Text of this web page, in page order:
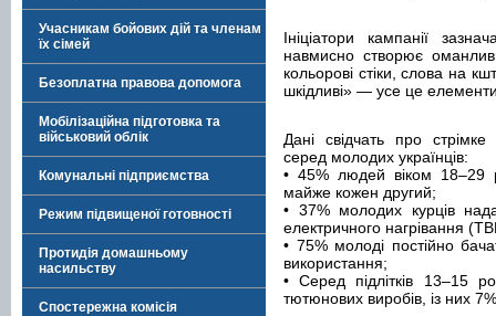
Учасникам бойових дій та членам
їх сімей
Безоплатна правова допомога
Мобілізаційна підготовка та
військовий облік
Комунальні підприємства
Режим підвищеної готовності
Протидія домашньому
насильству
Спостережна комісія
Ініціатори кампанії
навмисно створює
кольорові стіки, слова на
шкідливі» — усе це
Дані свідчать про
серед молодих українців:
• 45% людей віком 18–29
майже кожен другий;
• 37% молодих курців
електричного нагрівання
• 75% молоді постійно
використання;
• Серед підлітків 13–15
тютюнових виробів, із них